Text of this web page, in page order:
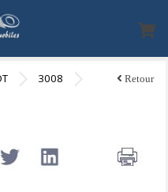
3008 Retour